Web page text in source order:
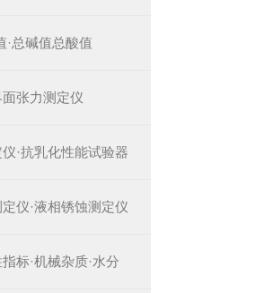
·总碱值总酸值
张力测定仪
·抗乳化性能试验器
仪·液相锈蚀测定仪
标·机械杂质·水分